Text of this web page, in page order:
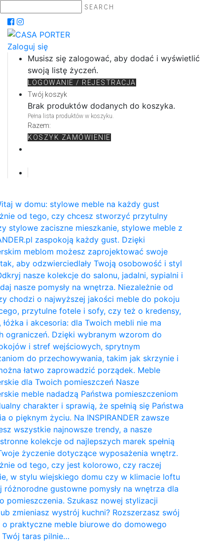
SEARCH
Zaloguj się
Musisz się zalogować, aby dodać i wyświetlić
swoją listę życzeń.
LOGOWANIE / REJESTRACJA
Twój koszyk
Brak produktów dodanych do koszyka.
Pełna lista produktów w koszyku.
Razem:
KOSZYK ZAMÓWIENIE
w domu: stylowe meble na każdy gust
od tego, czy chcesz stworzyć przytulny
stylowe zaciszne mieszkanie, stylowe meble z
zaspokoją każdy gust. Dzięki
meblom możesz zaprojektować swoje
aby odzwierciedlały Twoją osobowość i styl
nasze kolekcje do salonu, jadalni, sypialni i
nasze pomysły na wnętrza. Niezależnie od
chodzi o najwyższej jakości meble do pokoju
przytulne fotele i sofy, czy też o kredensy,
i akcesoria: dla Twoich mebli nie ma
ograniczeń. Dzięki wybranym wzorom do
i stref wejściowych, sprytnym
do przechowywania, takim jak skrzynie i
łatwo zaprowadzić porządek. Meble
dla Twoich pomieszczeń Nasze
meble nadadzą Państwa pomieszczeniom
charakter i sprawią, że spełnią się Państwa
o pięknym życiu. Na INSPIRANDER zawsze
wszystkie najnowsze trendy, a nasze
kolekcje od najlepszych marek spełnią
życzenie dotyczące wyposażenia wnętrz.
od tego, czy jest kolorowo, czy raczej
w stylu wiejskiego domu czy w klimacie loftu
różnorodne gustowne pomysły na wnętrza dla
pomieszczenia. Szukasz nowej stylizacji
zmieniasz wystrój kuchni? Rozszerzasz swój
o praktyczne meble biurowe do domowego
Twój taras pilnie…